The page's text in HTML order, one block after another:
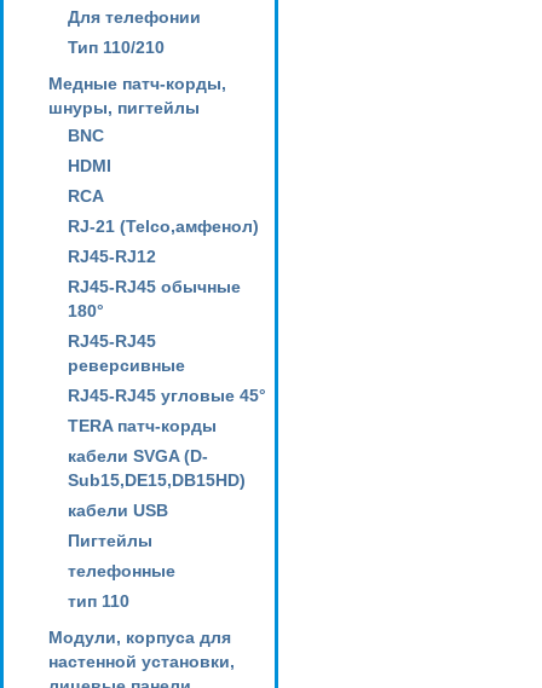
Для телефонии
Тип 110/210
Медные патч-корды,
шнуры, пигтейлы
BNC
HDMI
RCA
RJ-21 (Telco,амфенол)
RJ45-RJ12
RJ45-RJ45 обычные
180°
RJ45-RJ45
реверсивные
RJ45-RJ45 угловые 45°
TERA патч-корды
кабели SVGA (D-
Sub15,DE15,DB15HD)
кабели USB
Пигтейлы
телефонные
тип 110
Модули, корпуса для
настенной установки,